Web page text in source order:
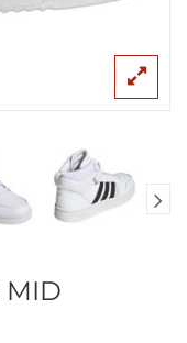
MID